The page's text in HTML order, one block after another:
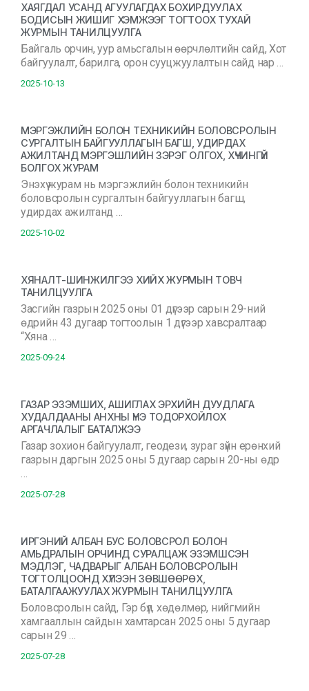
ХАЯГДАЛ УСАНД АГУУЛАГДАХ БОХИРДУУЛАХ
БОДИСЫН ЖИШИГ ХЭМЖЭЭГ ТОГТООХ ТУХАЙ
ЖУРМЫН ТАНИЛЦУУЛГА
Байгаль орчин, уур амьсгалын өөрчлөлтийн сайд, Хот
байгуулалт, барилга, орон сууцжуулалтын сайд нар …
2025-10-13
МЭРГЭЖЛИЙН БОЛОН ТЕХНИКИЙН БОЛОВСРОЛЫН
СУРГАЛТЫН БАЙГУУЛЛАГЫН БАГШ, УДИРДАХ
АЖИЛТАНД МЭРГЭШЛИЙН ЗЭРЭГ ОЛГОХ, ХҮЧИНГҮЙ
БОЛГОХ ЖУРАМ
Энэхүү журам нь мэргэжлийн болон техникийн
боловсролын сургалтын байгууллагын багш,
удирдах ажилтанд …
2025-10-02
ХЯНАЛТ-ШИНЖИЛГЭЭ ХИЙХ ЖУРМЫН ТОВЧ
ТАНИЛЦУУЛГА
Засгийн газрын 2025 оны 01 дүгээр сарын 29-ний
өдрийн 43 дугаар тогтоолын 1 дүгээр хавсралтаар
“Хяна …
2025-09-24
ГАЗАР ЭЗЭМШИХ, АШИГЛАХ ЭРХИЙН ДУУДЛАГА
ХУДАЛДААНЫ АНХНЫ ҮНЭ ТОДОРХОЙЛОХ
АРГАЧЛАЛЫГ БАТАЛЖЭЭ
Газар зохион байгуулалт, геодези, зураг зүйн ерөнхий
газрын даргын 2025 оны 5 дугаар сарын 20-ны өдр
…
2025-07-28
ИРГЭНИЙ АЛБАН БУС БОЛОВСРОЛ БОЛОН
АМЬДРАЛЫН ОРЧИНД СУРАЛЦАЖ ЭЗЭМШСЭН
МЭДЛЭГ, ЧАДВАРЫГ АЛБАН БОЛОВСРОЛЫН
ТОГТОЛЦООНД ХҮЛЭЭН ЗӨВШӨӨРӨХ,
БАТАЛГААЖУУЛАХ ЖУРМЫН ТАНИЛЦУУЛГА
Боловсролын сайд, Гэр бүл, хөдөлмөр, нийгмийн
хамгааллын сайдын хамтарсан 2025 оны 5 дугаар
сарын 29 …
2025-07-28